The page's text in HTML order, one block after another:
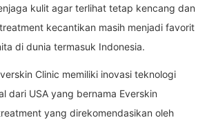
kulit agar terlihat tetap kencang dan
kecantikan masih menjadi favorit
di dunia termasuk Indonesia.
Clinic memiliki inovasi teknologi
dari USA yang bernama Everskin
yang direkomendasikan oleh